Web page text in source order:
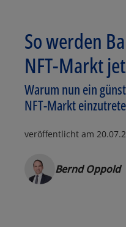
So werden
NFT-Markt
Warum nun ein
NFT-Markt
veröffentlicht am
Bernd Oppold